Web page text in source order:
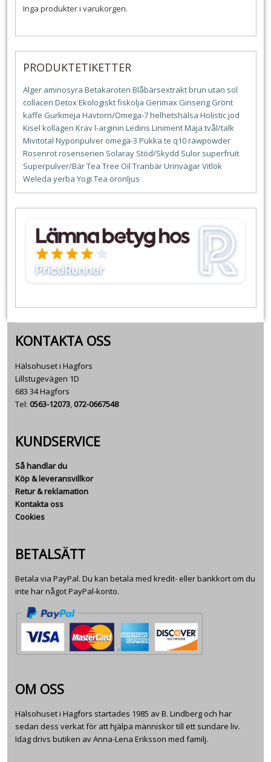
Inga produkter i varukorgen.
PRODUKTETIKETTER
Alger aminosyra Betakaroten Blåbärsextraktbrun utan sol
collacen DetoxEkologisktfiskolja Gerimax Ginseng Grönt
kaffe Gurkmeja Havtorn/Omega-7helhetshälsa Holisticjod
Kisel kollagen Kravl-arginin Ledins LinimentMaja tvål/talk
Mivitotal Nyponpulver omega-3 Pukka te q10rawpowder
Rosenrotrosenserien Solaray Stöd/Skydd Sulor superfruit
Superpulver/BärTea Tree Oil TranbärUrinvägarVitlök
Weleda yerba Yogi Tea öronljus
KONTAKTA OSS
Hälsohuset i Hagfors
Lillstugevägen 1D
683 34 Hagfors
Tel: 0563-12073,072-0667548
KUNDSERVICE
Så handlar du
Köp & leveransvillkor
Retur & reklamation
Kontakta oss
Cookies
BETALSÄTT
Betala via PayPal. Du kan betala med kredit- eller bankkort om du
inte har något PayPal-konto.
OM OSS
Hälsohuset i Hagfors startades 1985 av B. Lindberg och har
sedan dess verkat för att hjälpa människor till ett sundare liv.
Idag drivs butiken av Anna-Lena Eriksson med familj.